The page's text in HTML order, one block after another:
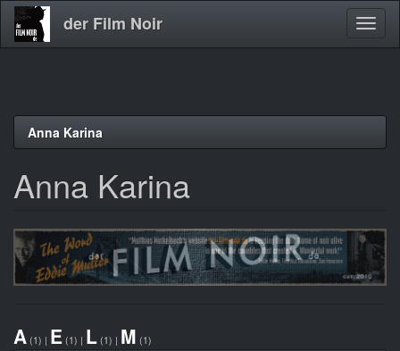
Direkt
der Film Noir
Anna Karina
Anna Karina
A (1) | E (1) | L (1) | M (1)